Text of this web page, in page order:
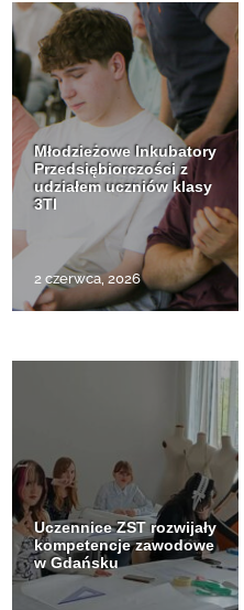
Młodzieżowe Inkubatory
Przedsiębiorczości z
udziałem uczniów klasy
3TI
2 czerwca, 2026
Uczennice ZST rozwijały
kompetencje zawodowe
w Gdańsku